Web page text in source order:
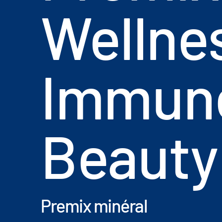
Beauty
Premix minéral